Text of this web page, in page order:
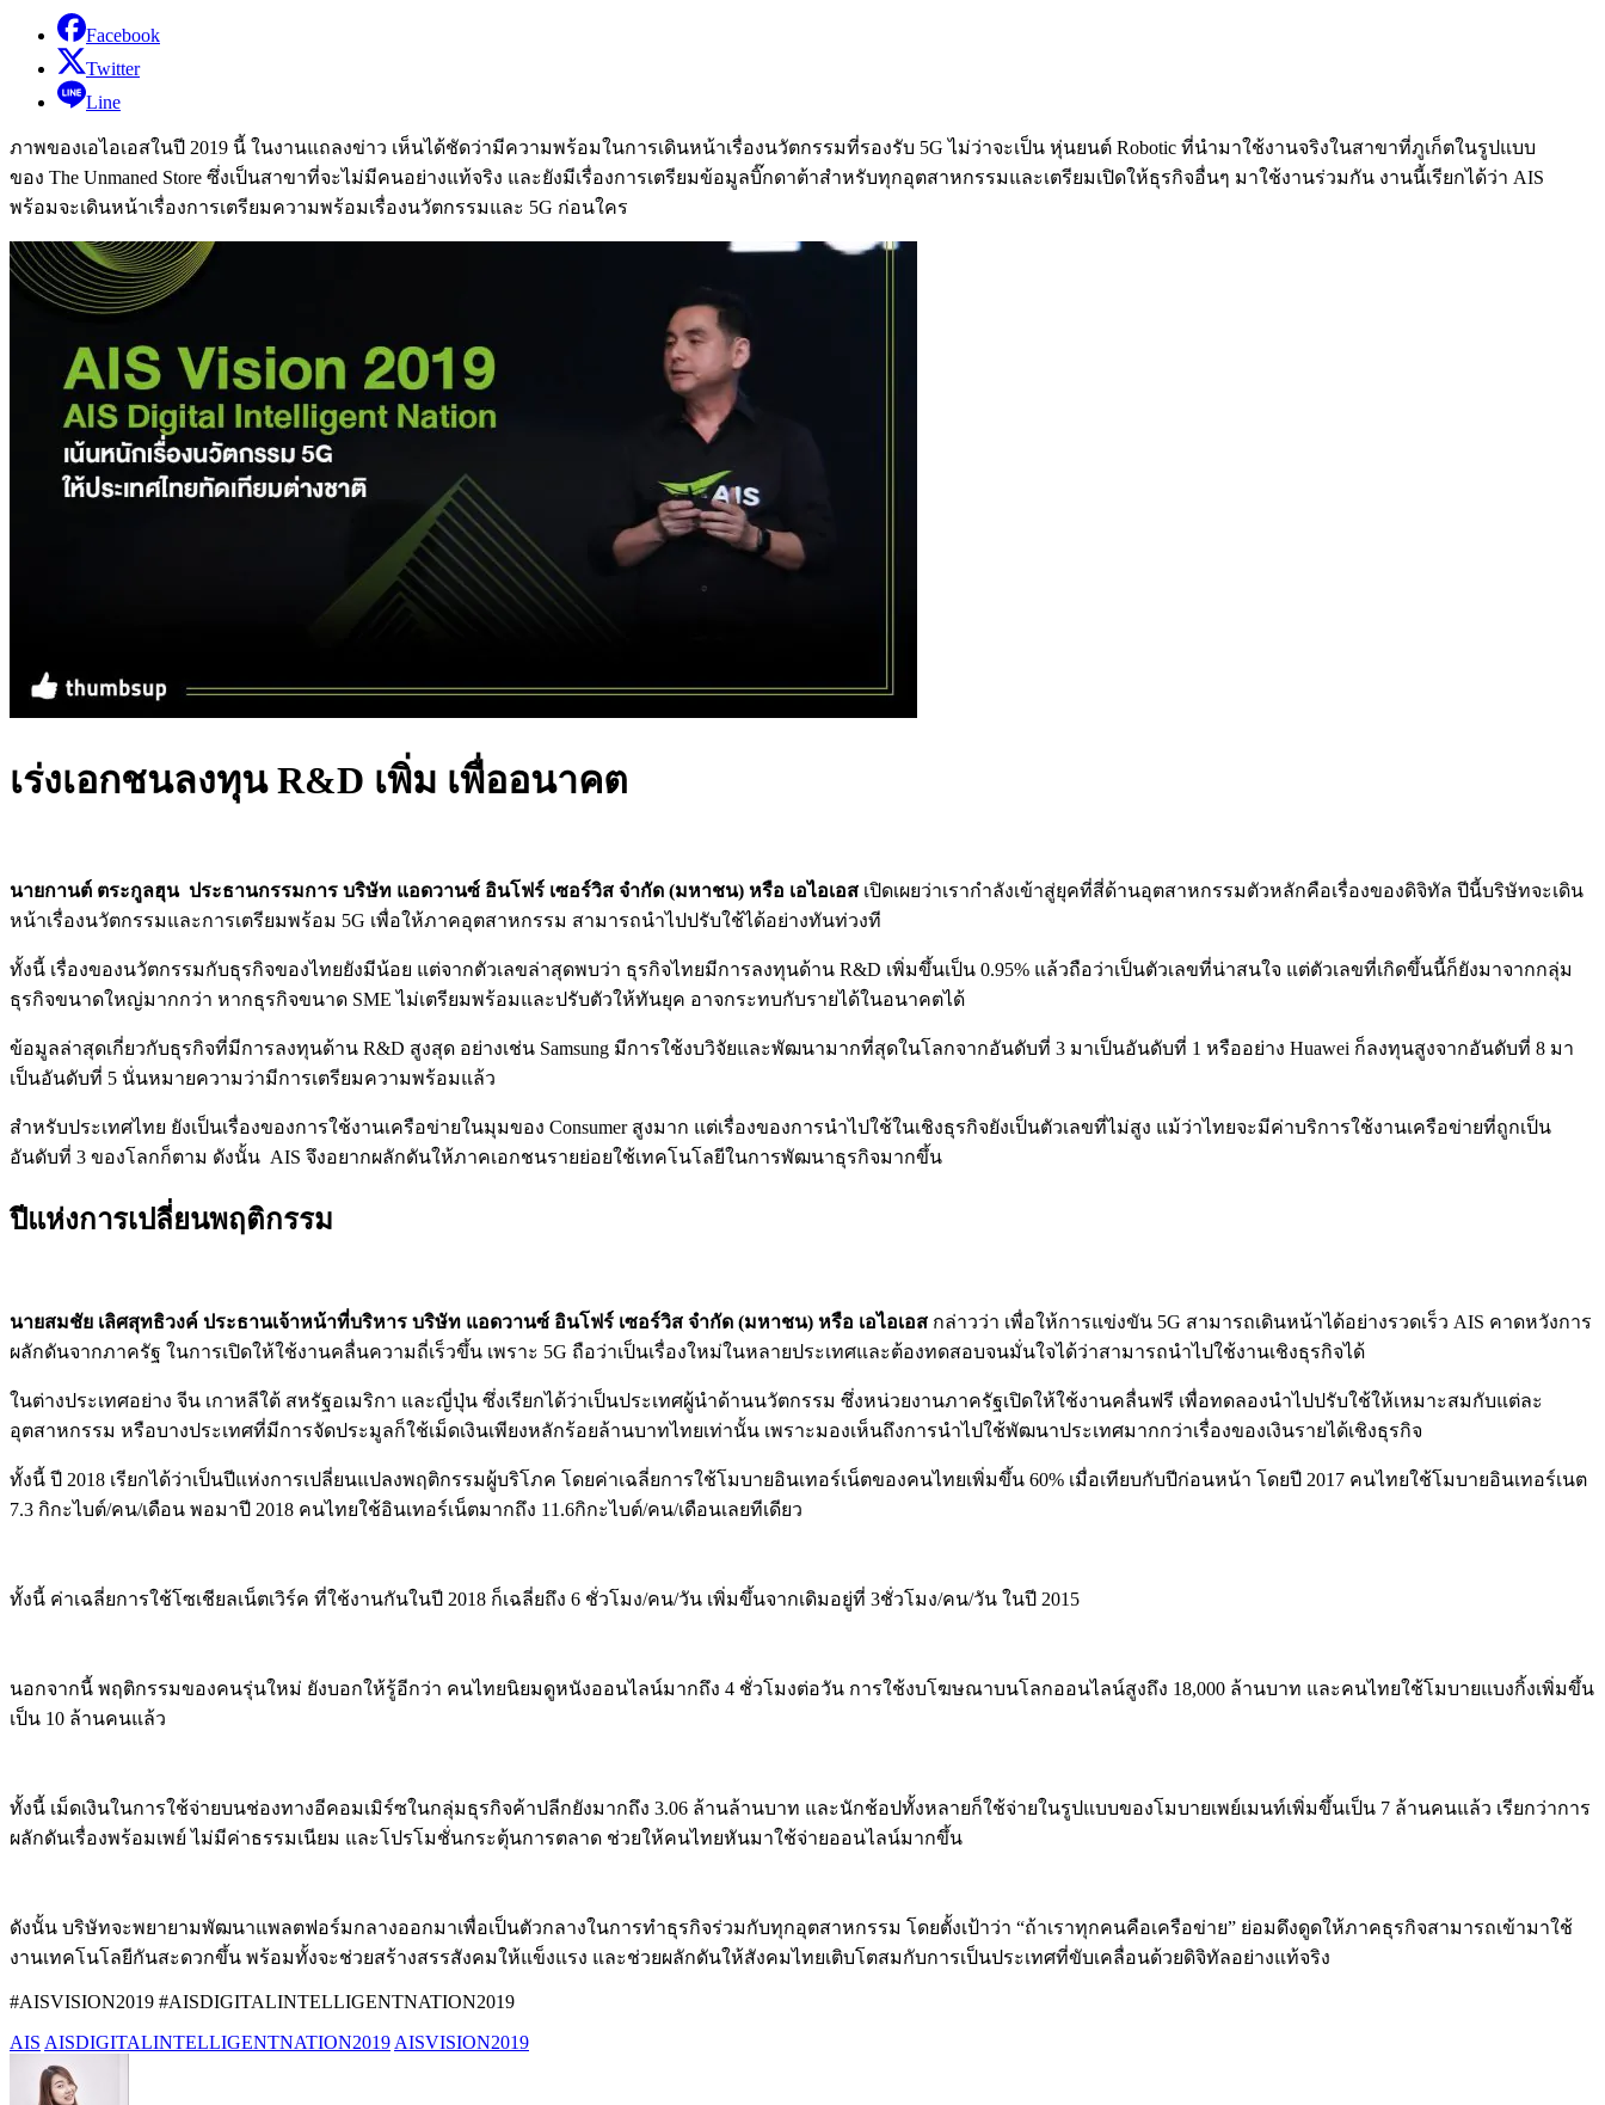
Facebook
Twitter
Line
ภาพของเอไอเอสในปี 2019 นี้ ในงานแถลงข่าว เห็นได้ชัดว่ามีความพร้อมในการเดินหน้าเรื่องนวัตกรรมที่รองรับ 5G ไม่ว่าจะเป็น หุ่นยนต์ Robotic ที่นำมาใช้งานจริงในสาขาที่ภูเก็ตในรูปแบบ
ของ The Unmaned Store ซึ่งเป็นสาขาที่จะไม่มีคนอย่างแท้จริง และยังมีเรื่องการเตรียมข้อมูลบิ๊กดาต้าสำหรับทุกอุตสาหกรรมและเตรียมเปิดให้ธุรกิจอื่นๆ มาใช้งานร่วมกัน งานนี้เรียกได้ว่า AIS
พร้อมจะเดินหน้าเรื่องการเตรียมความพร้อมเรื่องนวัตกรรมและ 5G ก่อนใคร
เร่งเอกชนลงทุน R&D เพิ่ม เพื่ออนาคต
นายกานต์ ตระกูลฮุน ประธานกรรมการ บริษัท แอดวานซ์ อินโฟร์ เซอร์วิส จำกัด (มหาชน) หรือ เอไอเอส เปิดเผยว่าเรากำลังเข้าสู่ยุคที่สี่ด้านอุตสาหกรรมตัวหลักคือเรื่องของดิจิทัล ปีนี้บริษัทจะเดิน
หน้าเรื่องนวัตกรรมและการเตรียมพร้อม 5G เพื่อให้ภาคอุตสาหกรรม สามารถนำไปปรับใช้ได้อย่างทันท่วงที
ทั้งนี้ เรื่องของนวัตกรรมกับธุรกิจของไทยยังมีน้อย แต่จากตัวเลขล่าสุดพบว่า ธุรกิจไทยมีการลงทุนด้าน R&D เพิ่มขึ้นเป็น 0.95% แล้วถือว่าเป็นตัวเลขที่น่าสนใจ แต่ตัวเลขที่เกิดขึ้นนี้ก็ยังมาจากกลุ่ม
ธุรกิจขนาดใหญ่มากกว่า หากธุรกิจขนาด SME ไม่เตรียมพร้อมและปรับตัวให้ทันยุค อาจกระทบกับรายได้ในอนาคตได้
ข้อมูลล่าสุดเกี่ยวกับธุรกิจที่มีการลงทุนด้าน R&D สูงสุด อย่างเช่น Samsung มีการใช้งบวิจัยและพัฒนามากที่สุดในโลกจากอันดับที่ 3 มาเป็นอันดับที่ 1 หรืออย่าง Huawei ก็ลงทุนสูงจากอันดับที่ 8 มา
เป็นอันดับที่ 5 นั่นหมายความว่ามีการเตรียมความพร้อมแล้ว
สำหรับประเทศไทย ยังเป็นเรื่องของการใช้งานเครือข่ายในมุมของ Consumer สูงมาก แต่เรื่องของการนำไปใช้ในเชิงธุรกิจยังเป็นตัวเลขที่ไม่สูง แม้ว่าไทยจะมีค่าบริการใช้งานเครือข่ายที่ถูกเป็น
อันดับที่ 3 ของโลกก็ตาม ดังนั้น AIS จึงอยากผลักดันให้ภาคเอกชนรายย่อยใช้เทคโนโลยีในการพัฒนาธุรกิจมากขึ้น
ปีแห่งการเปลี่ยนพฤติกรรม
นายสมชัย เลิศสุทธิวงค์ ประธานเจ้าหน้าที่บริหาร บริษัท แอดวานซ์ อินโฟร์ เซอร์วิส จำกัด (มหาชน) หรือ เอไอเอส กล่าวว่า เพื่อให้การแข่งขัน 5G สามารถเดินหน้าได้อย่างรวดเร็ว AIS คาดหวังการ
ผลักดันจากภาครัฐ ในการเปิดให้ใช้งานคลื่นความถี่เร็วขึ้น เพราะ 5G ถือว่าเป็นเรื่องใหม่ในหลายประเทศและต้องทดสอบจนมั่นใจได้ว่าสามารถนำไปใช้งานเชิงธุรกิจได้
ในต่างประเทศอย่าง จีน เกาหลีใต้ สหรัฐอเมริกา และญี่ปุ่น ซึ่งเรียกได้ว่าเป็นประเทศผู้นำด้านนวัตกรรม ซึ่งหน่วยงานภาครัฐเปิดให้ใช้งานคลื่นฟรี เพื่อทดลองนำไปปรับใช้ให้เหมาะสมกับแต่ละ
อุตสาหกรรม หรือบางประเทศที่มีการจัดประมูลก็ใช้เม็ดเงินเพียงหลักร้อยล้านบาทไทยเท่านั้น เพราะมองเห็นถึงการนำไปใช้พัฒนาประเทศมากกว่าเรื่องของเงินรายได้เชิงธุรกิจ
ทั้งนี้ ปี 2018 เรียกได้ว่าเป็นปีแห่งการเปลี่ยนแปลงพฤติกรรมผู้บริโภค โดยค่าเฉลี่ยการใช้โมบายอินเทอร์เน็ตของคนไทยเพิ่มขึ้น 60% เมื่อเทียบกับปีก่อนหน้า โดยปี 2017 คนไทยใช้โมบายอินเทอร์เนต
7.3 กิกะไบต์/คน/เดือน พอมาปี 2018 คนไทยใช้อินเทอร์เน็ตมากถึง 11.6กิกะไบต์/คน/เดือนเลยทีเดียว
ทั้งนี้ ค่าเฉลี่ยการใช้โซเชียลเน็ตเวิร์ค ที่ใช้งานกันในปี 2018 ก็เฉลี่ยถึง 6 ชั่วโมง/คน/วัน เพิ่มขึ้นจากเดิมอยู่ที่ 3ชั่วโมง/คน/วัน ในปี 2015
นอกจากนี้ พฤติกรรมของคนรุ่นใหม่ ยังบอกให้รู้อีกว่า คนไทยนิยมดูหนังออนไลน์มากถึง 4 ชั่วโมงต่อวัน การใช้งบโฆษณาบนโลกออนไลน์สูงถึง 18,000 ล้านบาท และคนไทยใช้โมบายแบงกิ้งเพิ่มขึ้น
เป็น 10 ล้านคนแล้ว
ทั้งนี้ เม็ดเงินในการใช้จ่ายบนช่องทางอีคอมเมิร์ซในกลุ่มธุรกิจค้าปลีกยังมากถึง 3.06 ล้านล้านบาท และนักช้อปทั้งหลายก็ใช้จ่ายในรูปแบบของโมบายเพย์เมนท์เพิ่มขึ้นเป็น 7 ล้านคนแล้ว เรียกว่าการ
ผลักดันเรื่องพร้อมเพย์ ไม่มีค่าธรรมเนียม และโปรโมชั่นกระตุ้นการตลาด ช่วยให้คนไทยหันมาใช้จ่ายออนไลน์มากขึ้น
ดังนั้น บริษัทจะพยายามพัฒนาแพลตฟอร์มกลางออกมาเพื่อเป็นตัวกลางในการทำธุรกิจร่วมกับทุกอุตสาหกรรม โดยตั้งเป้าว่า “ถ้าเราทุกคนคือเครือข่าย” ย่อมดึงดูดให้ภาคธุรกิจสามารถเข้ามาใช้
งานเทคโนโลยีกันสะดวกขึ้น พร้อมทั้งจะช่วยสร้างสรรสังคมให้แข็งแรง และช่วยผลักดันให้สังคมไทยเติบโตสมกับการเป็นประเทศที่ขับเคลื่อนด้วยดิจิทัลอย่างแท้จริง
#AISVISION2019 #AISDIGITALINTELLIGENTNATION2019
AIS AISDIGITALINTELLIGENTNATION2019 AISVISION2019